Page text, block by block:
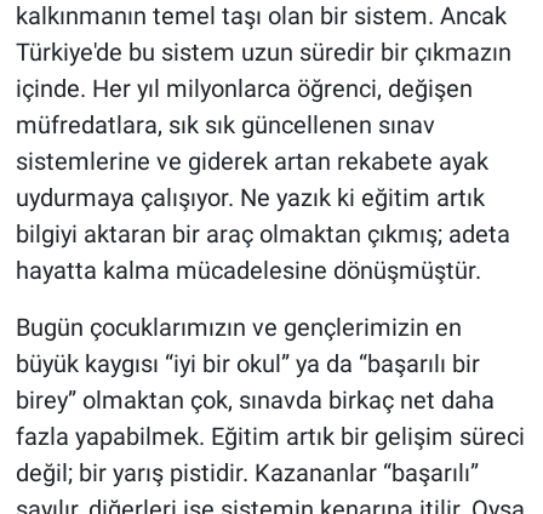
kalkınmanın temel taşı olan bir sistem. Ancak
Türkiye'de bu sistem uzun süredir bir çıkmazın
içinde. Her yıl milyonlarca öğrenci, değişen
müfredatlara, sık sık güncellenen sınav
sistemlerine ve giderek artan rekabete ayak
uydurmaya çalışıyor. Ne yazık ki eğitim artık
bilgiyi aktaran bir araç olmaktan çıkmış; adeta
hayatta kalma mücadelesine dönüşmüştür.
Bugün çocuklarımızın ve gençlerimizin en
büyük kaygısı “iyi bir okul” ya da “başarılı bir
birey” olmaktan çok, sınavda birkaç net daha
fazla yapabilmek. Eğitim artık bir gelişim süreci
değil; bir yarış pistidir. Kazananlar “başarılı”
Spor
Yaşam